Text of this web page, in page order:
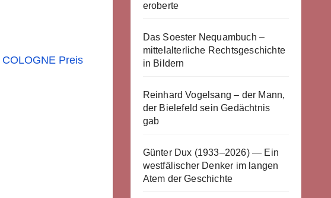
Preis
eroberte
Das Soester Nequambuch –
mittelalterliche Rechtsgeschichte
in Bildern
Reinhard Vogelsang – der Mann,
der Bielefeld sein Gedächtnis
gab
Günter Dux (1933–2026) — Ein
westfälischer Denker im langen
Atem der Geschichte